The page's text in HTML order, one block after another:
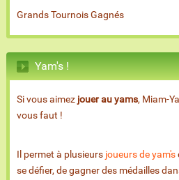
Grands Tournois Gagnés
Yam's !
Si vous aimez jouer au yams, Miam-
vous faut !
Il permet à plusieurs joueurs de yam's
se défier, de gagner des médailles